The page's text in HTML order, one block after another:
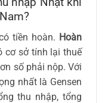
tiền hoàn. Hoàn
cơ sở tính lại thuế
số phải nộp. Với
nhất là Gensen
thu nhập, tổng